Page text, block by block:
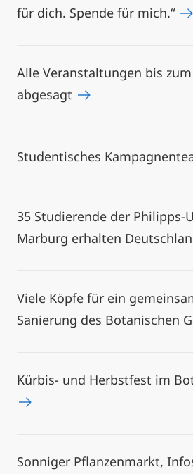
für dich. Spende für mich.“
Alle Veranstaltungen bis zum
abgesagt
Studentisches
35 Studierende der Philipps-
Marburg erhalten
Viele Köpfe für ein
Sanierung des Botanischen
Kürbis- und Herbstfest im
Sonniger Pflanzenmarkt,